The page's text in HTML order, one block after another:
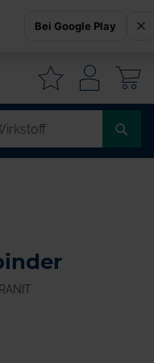
Bei Google Play